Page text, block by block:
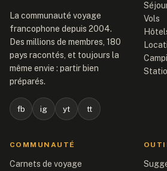
La communauté voyage
francophone depuis 2004.
Des millions de membres, 180
pays racontés, et toujours la
même envie : partir bien
préparés.
fb ig yt tt
Vols
COMMUNAUTÉ
Carnets de voyage